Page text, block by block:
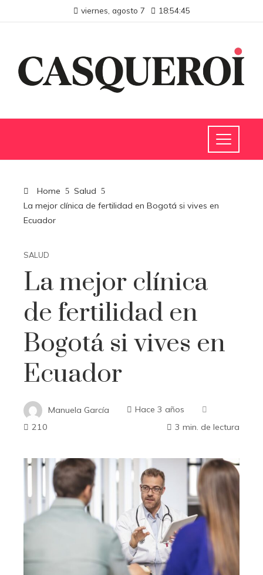
viernes, agosto 7 18:54:46
Home
Salud
La mejor clínica de fertilidad en Bogotá si vives en
Ecuador
SALUD
La mejor clínica
de fertilidad en
Bogotá si vives en
Ecuador
Manuela García
Hace 3 años
210
3 min. de lectura